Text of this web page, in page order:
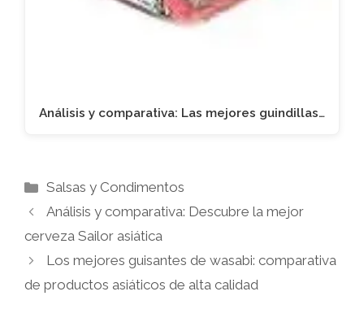
Análisis y comparativa: Las mejores guindillas…
Categorías
Salsas y Condimentos
Análisis y comparativa: Descubre la mejor
cerveza Sailor asiática
Los mejores guisantes de wasabi: comparativa
de productos asiáticos de alta calidad